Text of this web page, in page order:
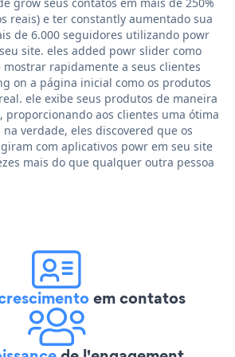
reais) e ter constantly aumentado sua
de 6.000 seguidores utilizando powr
site. eles added powr slider como
rapidamente a seus clientes
on a página inicial como os produtos
ele exibe seus produtos de maneira
proporcionando aos clientes uma ótima
verdade, eles discovered que os
com aplicativos powr em seu site
mais do que qualquer outra pessoa
em contatos